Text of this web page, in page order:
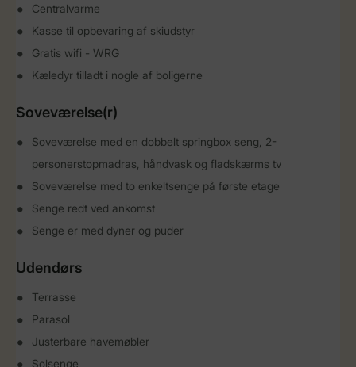
Centralvarme
Kasse til opbevaring af skiudstyr
Gratis wifi - WRG
Kæledyr tilladt i nogle af boligerne
Soveværelse(r)
Soveværelse med en dobbelt springbox seng, 2-
personerstopmadras, håndvask og fladskærms tv
Soveværelse med to enkeltsenge på første etage
Senge redt ved ankomst
Senge er med dyner og puder
Udendørs
Terrasse
Parasol
Justerbare havemøbler
Solsenge